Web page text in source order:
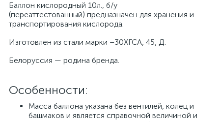
Баллон кислородный 10л., б/у
(переаттестованный) предназначен для хранения и
транспортирования кислорода.
Изготовлен из стали марки –30ХГСА, 45, Д.
Белоруссия — родина бренда.
Особенности:
Масса баллона указана без вентилей, колец и
башмаков и является справочной величиной и